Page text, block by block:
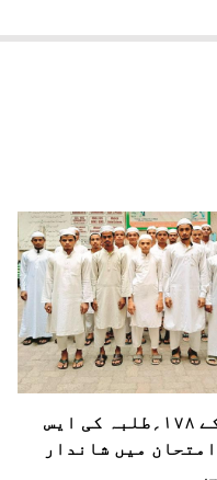
مدارس کے ۱۷۸؍طلبہ کی ایس
میں شاندار